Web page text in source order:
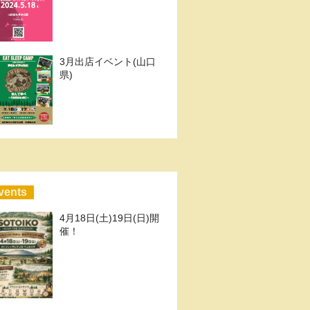
3月出店イベント(山口
県)
4月18日(土)19日(日)開
催！